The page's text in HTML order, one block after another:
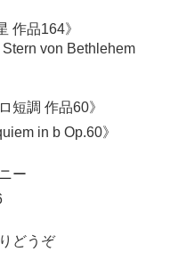
作品164》
von Bethlehem
短調 作品60》
in b Op.60》
ー
どうぞ